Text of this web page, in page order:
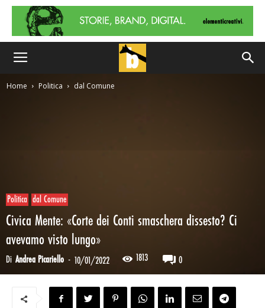
Home Politica dal Comune
Politica dal Comune
Civica Mente: «Corte dei Conti smaschera dissesto? Ci
avevamo visto lungo»
Di Andrea Picariello - 10/01/2022 1813 0